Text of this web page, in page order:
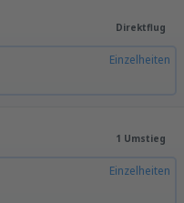
Direktflug
Einzelheiten
1 Umstieg
Einzelheiten